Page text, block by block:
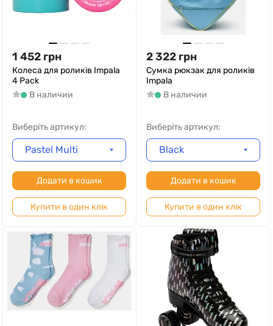
1 452 грн
Колеса для роликів Impala
4 Pack
В наличии
Виберіть артикул:
Pastel Multi
Додати в кошик
Купити в один клік
2 322 грн
Сумка рюкзак для роликів
Impala
В наличии
Виберіть артикул:
Black
Додати в кошик
Купити в один клік